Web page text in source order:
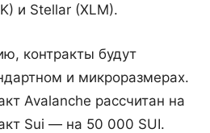
и Stellar (XLM).
контракты будут
и микроразмерах.
Avalanche рассчитан на
Sui — на 50 000 SUI.